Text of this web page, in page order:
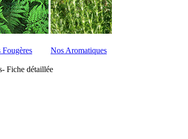
Fougères Nos Aromatiques
Fiche détaillée